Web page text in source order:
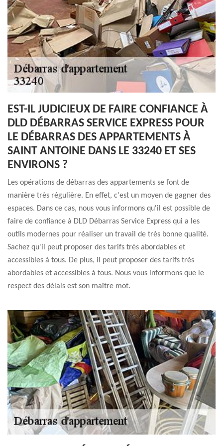
EST-IL JUDICIEUX DE FAIRE CONFIANCE À
DLD DÉBARRAS SERVICE EXPRESS POUR
LE DÉBARRAS DES APPARTEMENTS À
SAINT ANTOINE DANS LE 33240 ET SES
ENVIRONS ?
Les opérations de débarras des appartements se font de
manière très régulière. En effet, c'est un moyen de gagner des
espaces. Dans ce cas, nous vous informons qu'il est possible de
faire de confiance à DLD Débarras Service Express qui a les
outils modernes pour réaliser un travail de très bonne qualité.
Sachez qu'il peut proposer des tarifs très abordables et
accessibles à tous. De plus, il peut proposer des tarifs très
abordables et accessibles à tous. Nous vous informons que le
respect des délais est son maître mot.